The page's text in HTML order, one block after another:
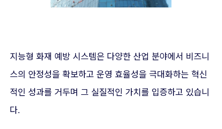
지능형 화재 예방 시스템은 다양한 산업 분야에서 비즈니
스의 안정성을 확보하고 운영 효율성을 극대화하는 혁신
적인 성과를 거두며 그 실질적인 가치를 입증하고 있습니
다.